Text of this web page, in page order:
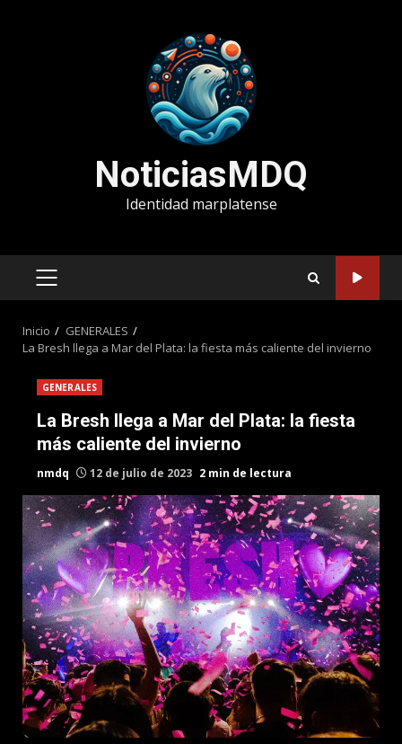
NoticiasMDQ
Identidad marplatense
MENÚ
Inicio
GENERALES
La Bresh llega a Mar del Plata: la fiesta más caliente del invierno
GENERALES
La Bresh llega a Mar del Plata: la fiesta
más caliente del invierno
nmdq 12 de julio de 2023 2 min de lectura